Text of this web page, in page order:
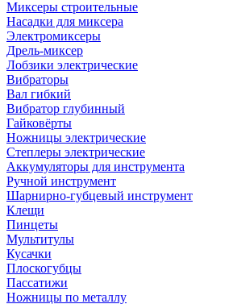
Миксеры строительные
Насадки для миксера
Электромиксеры
Дрель-миксер
Лобзики электрические
Вибраторы
Вал гибкий
Вибратор глубинный
Гайковёрты
Ножницы электрические
Степлеры электрические
Аккумуляторы для инструмента
Ручной инструмент
Шарнирно-губцевый инструмент
Клещи
Пинцеты
Мультитулы
Кусачки
Плоскогубцы
Пассатижи
Ножницы по металлу